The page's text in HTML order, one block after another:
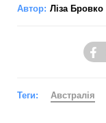
Автор: Ліза Бровко
Теги: Австралія